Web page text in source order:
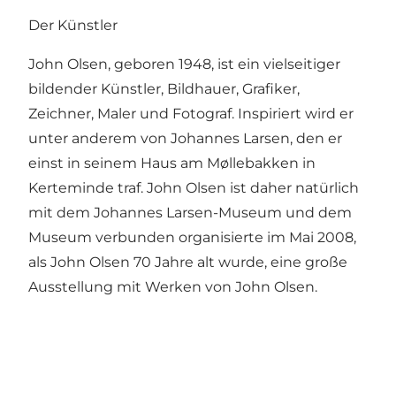
Der Künstler
John Olsen, geboren 1948, ist ein vielseitiger
bildender Künstler, Bildhauer, Grafiker,
Zeichner, Maler und Fotograf. Inspiriert wird er
unter anderem von Johannes Larsen, den er
einst in seinem Haus am Møllebakken in
Kerteminde traf. John Olsen ist daher natürlich
mit dem Johannes Larsen-Museum und dem
Museum verbunden organisierte im Mai 2008,
als John Olsen 70 Jahre alt wurde, eine große
Ausstellung mit Werken von John Olsen.